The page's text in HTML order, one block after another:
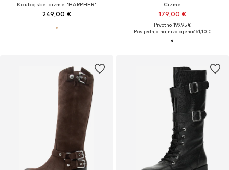
Kaubojske čizme 'HARPHER'
249,00 €
Čizme
179,00 €
Prvotno: 199,95 €
Posljednja najniža cijena:161,10 €